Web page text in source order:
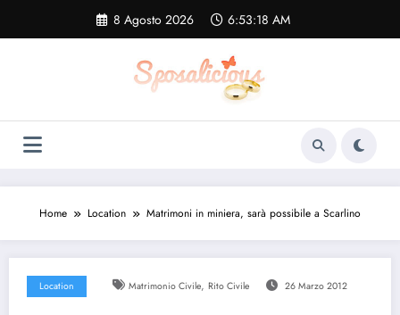
contenuto
8 Agosto 2026 6:53:18 AM
Home Location Matrimoni in miniera, sarà possibile a Scarlino
Location Matrimonio Civile, Rito Civile 26 Marzo 2012